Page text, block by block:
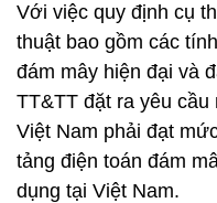
Với việc quy định cụ
thuật bao gồm các
đám mây hiện đại và
TT&TT đặt ra yêu
Việt Nam phải đạt
tảng điện toán đám
dụng tại Việt Nam.